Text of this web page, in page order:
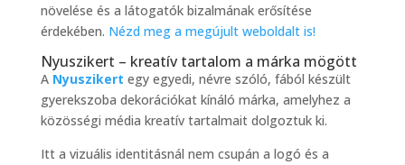
növelése és a látogatók bizalmának erősítése
érdekében. Nézd meg a megújult weboldalt is!
Nyuszikert – kreatív tartalom a márka mögött
A Nyuszikert egy egyedi, névre szóló, fából készült
gyerekszoba dekorációkat kínáló márka, amelyhez a
közösségi média kreatív tartalmait dolgoztuk ki.
Itt a vizuális identitásnál nem csupán a logó és a